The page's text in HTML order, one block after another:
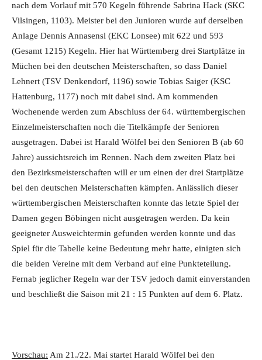
nach dem Vorlauf mit 570 Kegeln führende Sabrina Hack (SKC
Vilsingen, 1103). Meister bei den Junioren wurde auf derselben
Anlage Dennis Annasensl (EKC Lonsee) mit 622 und 593
(Gesamt 1215) Kegeln. Hier hat Württemberg drei Startplätze in
Müchen bei den deutschen Meisterschaften, so dass Daniel
Lehnert (TSV Denkendorf, 1196) sowie Tobias Saiger (KSC
Hattenburg, 1177) noch mit dabei sind. Am kommenden
Wochenende werden zum Abschluss der 64. württembergischen
Einzelmeisterschaften noch die Titelkämpfe der Senioren
ausgetragen. Dabei ist Harald Wölfel bei den Senioren B (ab 60
Jahre) aussichtsreich im Rennen. Nach dem zweiten Platz bei
den Bezirksmeisterschaften will er um einen der drei Startplätze
bei den deutschen Meisterschaften kämpfen. Anlässlich dieser
württembergischen Meisterschaften konnte das letzte Spiel der
Damen gegen Böbingen nicht ausgetragen werden. Da kein
geeigneter Ausweichtermin gefunden werden konnte und das
Spiel für die Tabelle keine Bedeutung mehr hatte, einigten sich
die beiden Vereine mit dem Verband auf eine Punkteteilung.
Fernab jeglicher Regeln war der TSV jedoch damit einverstanden
und beschließt die Saison mit 21 : 15 Punkten auf dem 6. Platz.
Vorschau: Am 21./22. Mai startet Harald Wölfel bei den